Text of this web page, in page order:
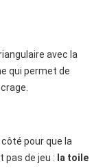
avec la
qui permet de
pour que la
pas de jeu : la toile